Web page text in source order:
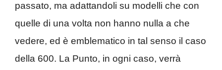
passato, ma adattandoli su modelli che con
quelle di una volta non hanno nulla a che
vedere, ed è emblematico in tal senso il caso
della 600. La Punto, in ogni caso, verrà